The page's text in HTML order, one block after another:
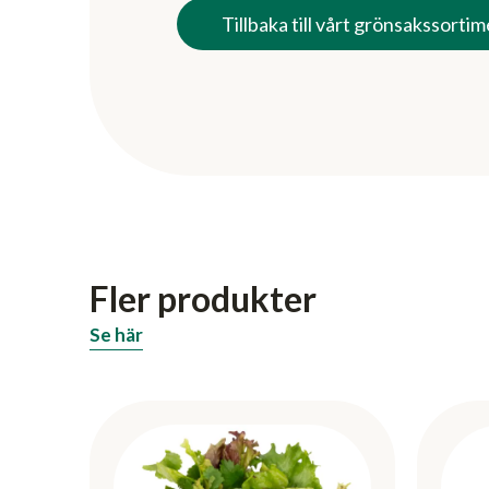
Tillbaka till vårt
Fler produkter
Se här